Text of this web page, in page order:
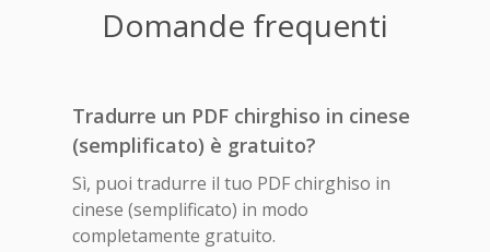
Domande frequenti
Tradurre un PDF chirghiso in cinese
(semplificato) è gratuito?
Sì, puoi tradurre il tuo PDF chirghiso in
cinese (semplificato) in modo
completamente gratuito.